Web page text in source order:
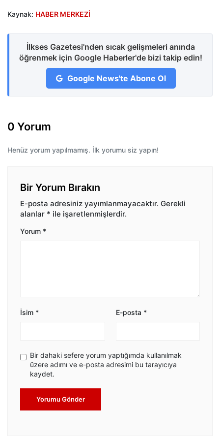
Kaynak: HABER MERKEZİ
İlkses Gazetesi'nden sıcak gelişmeleri anında
öğrenmek için Google Haberler'de bizi takip edin!
Google News'te Abone Ol
0 Yorum
Henüz yorum yapılmamış. İlk yorumu siz yapın!
Bir Yorum Bırakın
E-posta adresiniz yayımlanmayacaktır. Gerekli
alanlar * ile işaretlenmişlerdir.
Yorum *
İsim * E-posta *
Bir dahaki sefere yorum yaptığımda kullanılmak
üzere adımı ve e-posta adresimi bu tarayıcıya
kaydet.
Yorumu Gönder